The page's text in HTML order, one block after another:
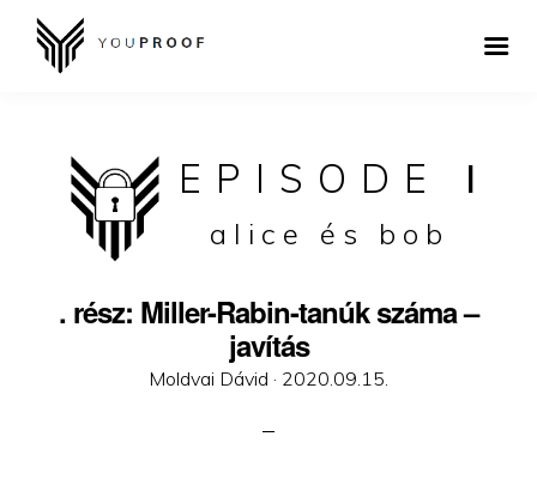
EPISODE I
alice és bob
. rész: Miller-Rabin-tanúk száma –
javítás
Moldvai Dávid · Posted
2020.09.15.